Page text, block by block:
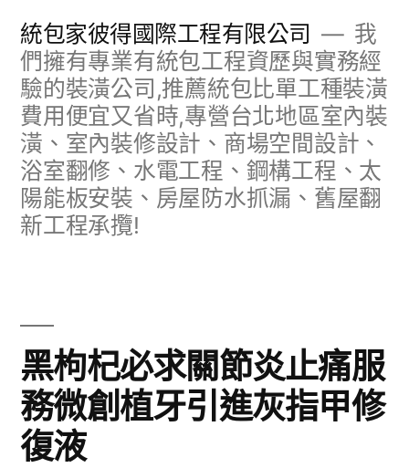
統包家彼得國際工程有限公司
我
們擁有專業有統包工程資歷與實務經
驗的裝潢公司,推薦統包比單工種裝潢
費用便宜又省時,專營台北地區室內裝
潢、室內裝修設計、商場空間設計、
浴室翻修、水電工程、鋼構工程、太
陽能板安裝、房屋防水抓漏、舊屋翻
新工程承攬!
黑枸杞必求關節炎止痛服
務微創植牙引進灰指甲修
復液